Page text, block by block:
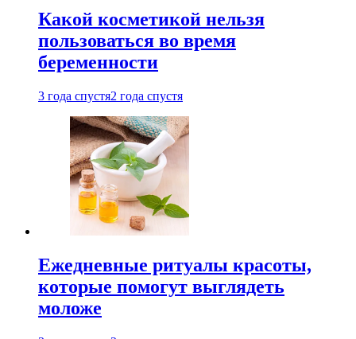
Какой косметикой нельзя
пользоваться во время
беременности
3 года спустя2 года спустя
Ежедневные ритуалы красоты,
которые помогут выглядеть
моложе